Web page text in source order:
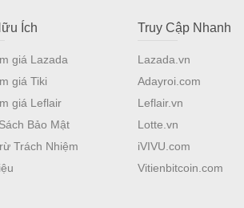
Ích
giá Lazada
giá Tiki
giá Leflair
Bảo Mật
Trách Nhiệm
Truy Cập Nhanh
Lazada.vn
Adayroi.com
Leflair.vn
Lotte.vn
iVIVU.com
Vitienbitcoin.com